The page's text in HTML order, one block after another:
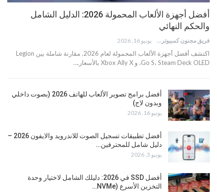
أفضل أجهزة الألعاب المحمولة 2026: الدليل الشامل
والحكم النهائي
فريق مجنون كمبيوتر يونيو 16, 2026
اكتشف أفضل أجهزة الألعاب المحمولة لعام 2026. مقارنة شاملة بين Legion
Go S، Steam Deck OLED، و Xbox Ally X بالأسعار.…
أفضل برامج تصوير الألعاب للهاتف 2026 (بصوت داخلي
وبدون لاج)
يونيو 16, 2026
أفضل تطبيقات تسجيل الصوت للاندرويد والايفون 2026 –
دليل شامل للمحترفين…
يونيو 3, 2026
أفضل SSD في 2026: دليلك الشامل لاختيار وحدة
التخزين الأسرع (NVMe…